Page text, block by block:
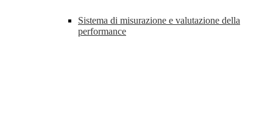
Sistema di misurazione e valutazione della
performance